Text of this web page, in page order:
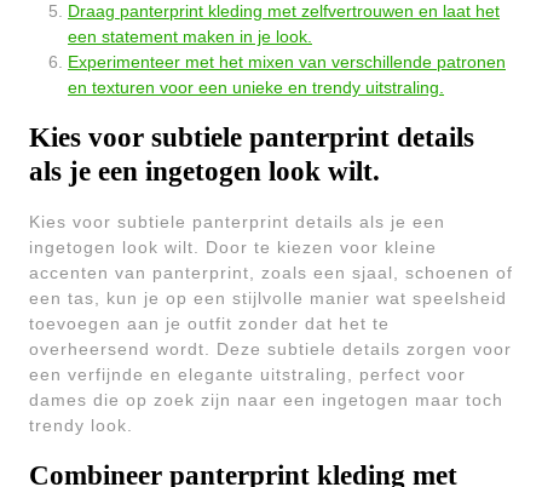
Draag panterprint kleding met zelfvertrouwen en laat het
een statement maken in je look.
Experimenteer met het mixen van verschillende patronen
en texturen voor een unieke en trendy uitstraling.
Kies voor subtiele panterprint details
als je een ingetogen look wilt.
Kies voor subtiele panterprint details als je een
ingetogen look wilt. Door te kiezen voor kleine
accenten van panterprint, zoals een sjaal, schoenen of
een tas, kun je op een stijlvolle manier wat speelsheid
toevoegen aan je outfit zonder dat het te
overheersend wordt. Deze subtiele details zorgen voor
een verfijnde en elegante uitstraling, perfect voor
dames die op zoek zijn naar een ingetogen maar toch
trendy look.
Combineer panterprint kleding met